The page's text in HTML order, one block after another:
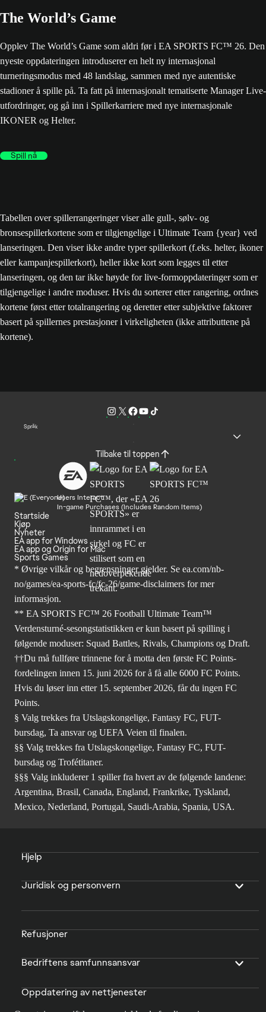
The World’s Game
Opplev The World’s Game som aldri før i EA SPORTS FC™ 26. Den
nyeste oppdateringen introduserer en helt ny internasjonal
turneringsmodus med 48 landslag, sammen med nye autentiske
stadioner å spille på. Ta fatt på internasjonalt tematiserte Manager Live-
utfordringer, og gå inn i Spillerkarriere med nye internasjonale
IKONER og Helter.
Spill nå
Tabellen over spillerrangeringer viser alle gull-, sølv- og
bronsespillerkortene som er tilgjengelige i Ultimate Team {year} ved
lanseringen. Den viser ikke andre typer spillerkort (f.eks. helter, ikoner
eller kampanjespillerkort), heller ikke kort som legges til etter
lanseringen, og den tar ikke høyde for live-formoppdateringer som er
tilgjengelige i andre moduser. Hvis du sorterer etter rangering, ordnes
kortene først etter totalrangering og deretter etter subjektive faktorer
basert på spillernes prestasjoner i virkeligheten (ikke attributtene på
kortene).
Språk
Tilbake til toppen
Users Interact
In-game Purchases (Includes Random Items)
Startside
Kjøp
Nyheter
EA app for Windows
EA app og Origin for Mac
Sports Games
* Øvrige vilkår og begrensninger gjelder. Se ea.com/nb-
no/games/ea-sports-fc/fc-26/game-disclaimers for mer
informasjon.
** EA SPORTS FC™ 26 Football Ultimate Team™
Verdensturné-sesongstatistikken er kun basert på spilling i
følgende moduser: Squad Battles, Rivals, Champions og Draft.
††Du må fullføre trinnene for å motta den første FC Points-
fordelingen innen 15. juni 2026 for å få alle 6000 FC Points.
Hvis du løser inn etter 15. september 2026, får du ingen FC
Points.
§ Valg trekkes fra Utslagskongelige, Fantasy FC, FUT-
bursdag, Ta ansvar og UEFA Veien til finalen.
§§ Valg trekkes fra Utslagskongelige, Fantasy FC, FUT-
bursdag og Trofétitaner.
§§§ Valg inkluderer 1 spiller fra hvert av de følgende landene:
Argentina, Brasil, Canada, England, Frankrike, Tyskland,
Mexico, Nederland, Portugal, Saudi-Arabia, Spania, USA.
Hjelp
Juridisk og personvern
Refusjoner
Bedriftens samfunnsansvar
Oppdatering av nettjenester